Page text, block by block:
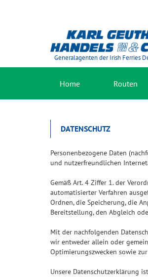
Generalagenten der Irish Ferries
Home Routen
DATENSCHUTZ
Personenbezogene Daten
und nutzerfreundlichen
Gemäß Art. 4 Ziffer 1. der
automatisierter Verfahren
Ordnen, die Speicherung, die
Bereitstellung, den Abgleich
Mit der nachfolgenden
wir entweder allein oder
Optimierungszwecken sowie
Unsere Datenschutzerklärung